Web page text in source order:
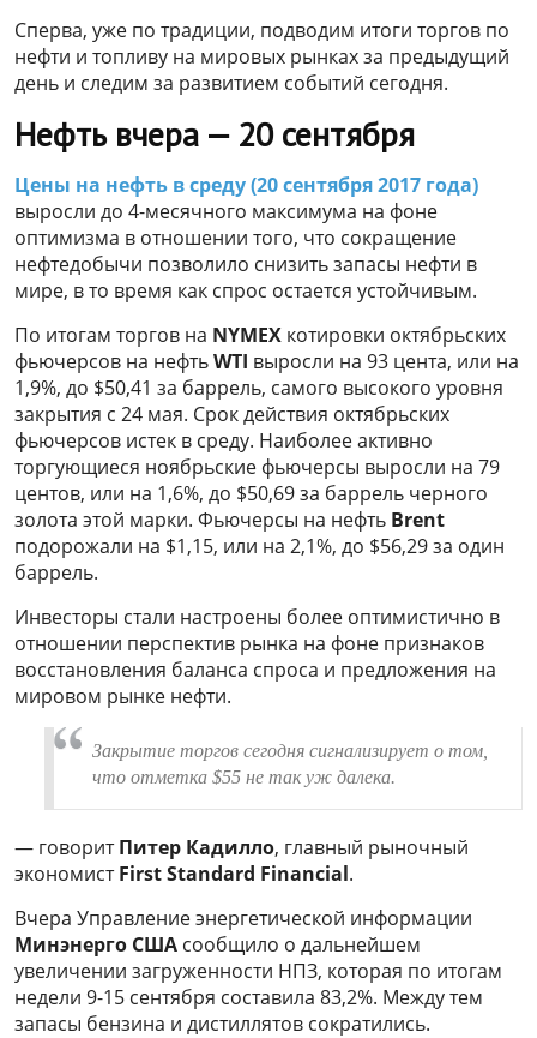
Сперва, уже по традиции, подводим итоги торгов по
нефти и топливу на мировых рынках за предыдущий
день и следим за развитием событий сегодня.
Нефть вчера — 20 сентября
Цены на нефть в среду (20 сентября 2017 года)
выросли до 4-месячного максимума на фоне
оптимизма в отношении того, что сокращение
нефтедобычи позволило снизить запасы нефти в
мире, в то время как спрос остается устойчивым.
По итогам торгов на NYMEX котировки октябрьских
фьючерсов на нефтьWTI выросли на 93 цента, или на
1,9%, до $50,41 за баррель, самого высокого уровня
закрытия с 24 мая. Срок действия октябрьских
фьючерсов истек в среду. Наиболее активно
торгующиеся ноябрьские фьючерсы выросли на 79
центов, или на 1,6%, до $50,69 за баррель черного
золота этой марки. Фьючерсы на нефть Brent
подорожали на $1,15, или на 2,1%, до $56,29 за один
баррель.
Инвесторы стали настроены более оптимистично в
отношении перспектив рынка на фоне признаков
восстановления баланса спроса и предложения на
мировом рынке нефти.
Закрытие торгов сегодня сигнализирует о том,
что отметка $55 не так уж далека.
— говоритПитер Кадилло, главный рыночный
экономистFirst Standard Financial.
Вчера Управление энергетической информации
Минэнерго США сообщило о дальнейшем
увеличении загруженности НПЗ, которая по итогам
недели 9-15 сентября составила 83,2%. Между тем
запасы бензина и дистиллятов сократились.